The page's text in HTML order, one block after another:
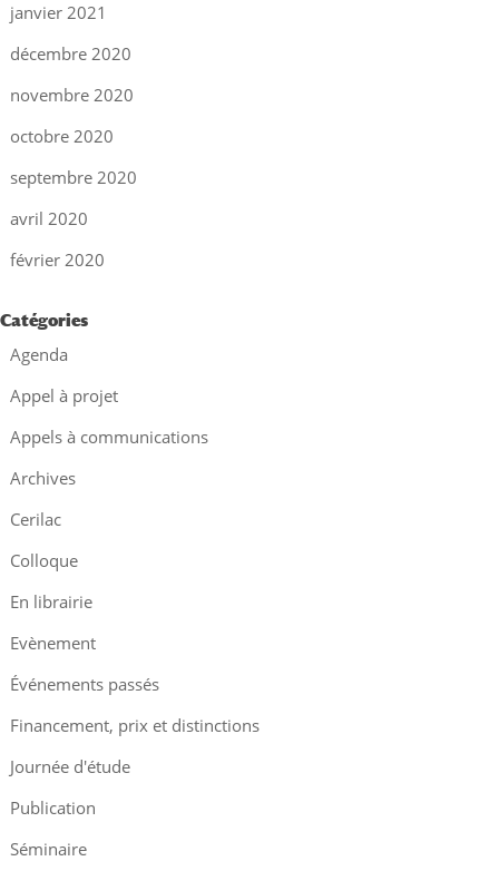
janvier 2021
décembre 2020
novembre 2020
octobre 2020
septembre 2020
avril 2020
février 2020
Catégories
Agenda
Appel à projet
Appels à communications
Archives
Cerilac
Colloque
En librairie
Evènement
Événements passés
Financement, prix et distinctions
Journée d'étude
Publication
Séminaire